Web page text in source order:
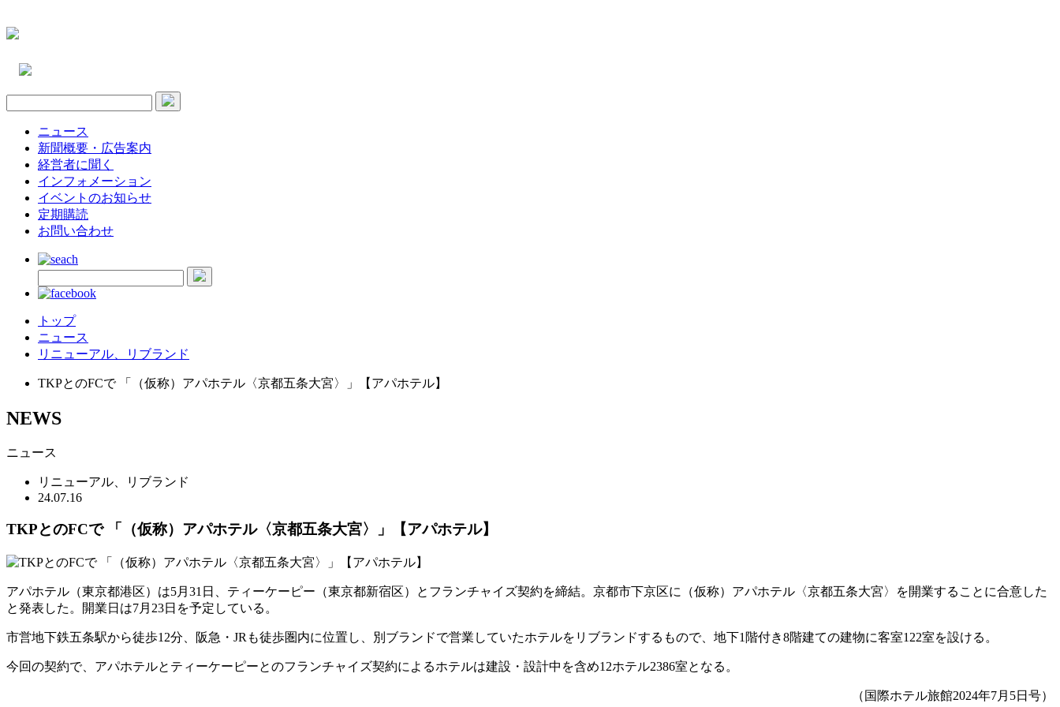
ニュース
新聞概要・広告案内
経営者に聞く
インフォメーション
イベントのお知らせ
定期購読
お問い合わせ
トップ
ニュース
リニューアル、リブランド
TKPとのFCで 「（仮称）アパホテル〈京都五条大宮〉」【アパホテル】
NEWS
ニュース
リニューアル、リブランド
24.07.16
TKPとのFCで 「（仮称）アパホテル〈京都五条大宮〉」【アパホテル】
アパホテル（東京都港区）は5月31日、ティーケーピー（東京都新宿区）とフランチャイズ契約を締結。京都市下京区に（仮称）アパホテル〈京都五条大宮〉を開業することに合意した
と発表した。開業日は7月23日を予定している。
市営地下鉄五条駅から徒歩12分、阪急・JRも徒歩圏内に位置し、別ブランドで営業していたホテルをリブランドするもので、地下1階付き8階建ての建物に客室122室を設ける。
今回の契約で、アパホテルとティーケーピーとのフランチャイズ契約によるホテルは建設・設計中を含め12ホテル2386室となる。
（国際ホテル旅館2024年7月5日号）